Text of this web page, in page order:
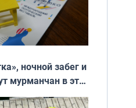
ночной забег и
мурманчан в эти